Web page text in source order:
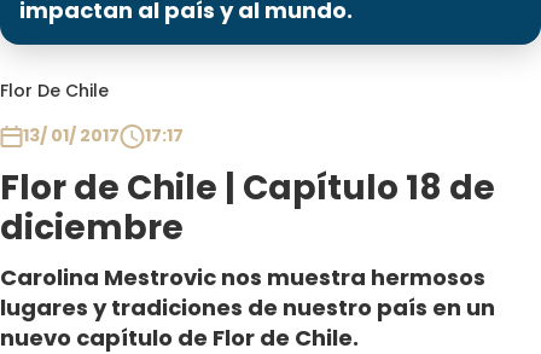
impactan al país y al mundo.
Flor De Chile
13/ 01/ 2017
17:17
Flor de Chile | Capítulo 18 de
diciembre
Carolina Mestrovic nos muestra hermosos
lugares y tradiciones de nuestro país en un
nuevo capítulo de Flor de Chile.
Programas
Club De La Comedia
Contigo en Directo
Plan Perfecto
El Tiempo
Sabingo
Todos Los Programas